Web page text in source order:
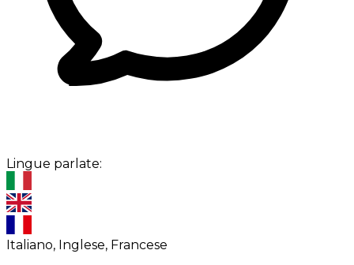
Lingue parlate:
Italiano, Inglese, Francese